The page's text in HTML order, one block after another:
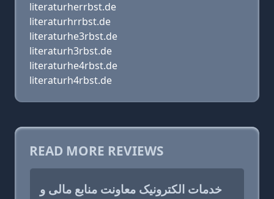
literaturherrbst.de
literaturhrrbst.de
literaturhe3rbst.de
literaturh3rbst.de
literaturhe4rbst.de
literaturh4rbst.de
READ MORE REVIEWS
خدمات الکترونیک معاونت منابع مالی و